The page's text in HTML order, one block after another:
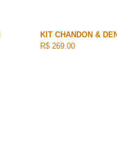
KIT CHANDON &
R$ 269.00